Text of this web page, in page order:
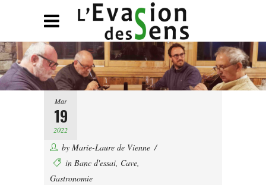
Mar
19
2022
by Marie-Laure de Vienne
in Banc d'essai, Cave,
Gastronomie